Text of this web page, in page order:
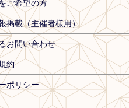
ご希望の方
掲載（主催者様用）
お問い合わせ
約
ポリシー